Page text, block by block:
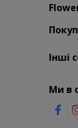
Інші
Ми в